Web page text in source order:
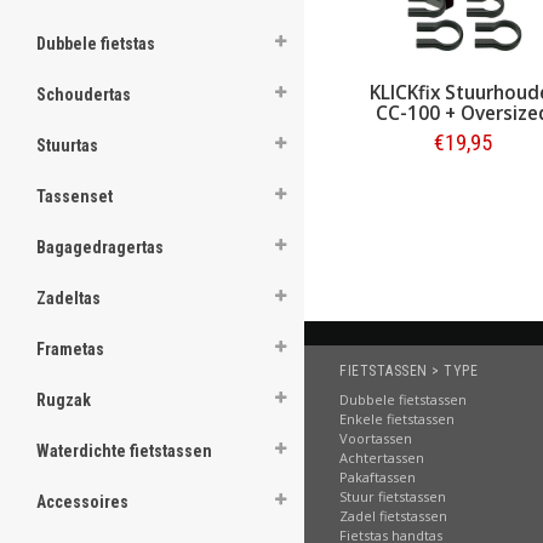
Dubbele fietstas
Schoudertas
Stuurtas
Tassenset
Bagagedragertas
Zadeltas
Frametas
Rugzak
Waterdichte fietstassen
Accessoires
ghost
.
.
.
.
.
KLICKfix
CC-100 +
€19,95
FIETSTASSEN > TYPE
Dubbele fietstassen
Enkele fietstassen
Voortassen
Achtertassen
Pakaftassen
Stuur fietstassen
Zadel fietstassen
Fietstas handtas